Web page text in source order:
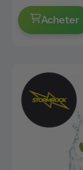
Acheter